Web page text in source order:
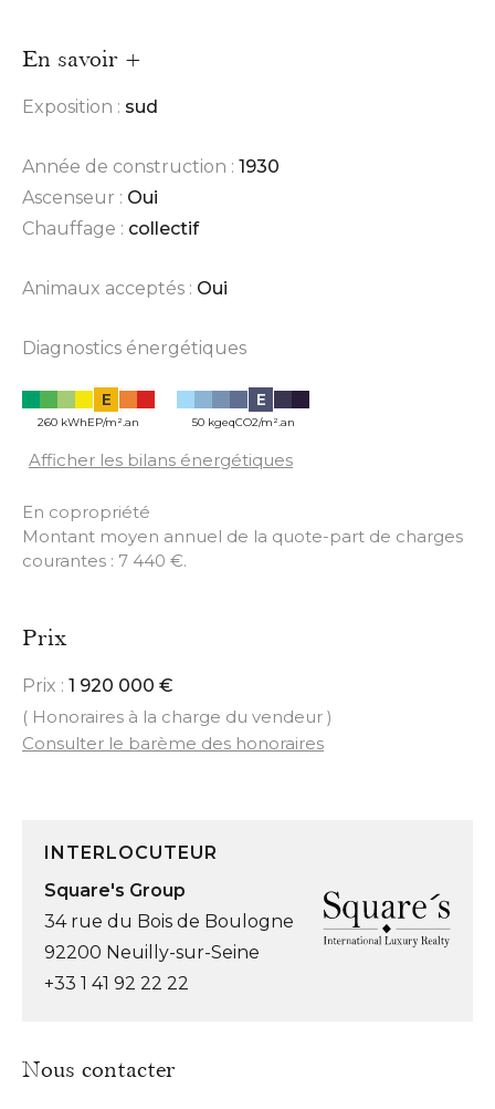
En savoir +
Exposition : sud
Année de construction : 1930
Ascenseur : Oui
Chauffage : collectif
Animaux acceptés : Oui
Diagnostics énergétiques
E
260 kWhEP/m².an
E
50 kgeqCO2/m².an
Afficher les bilans énergétiques
En copropriété
Montant moyen annuel de la quote-part de charges
courantes : 7 440 €.
Prix
Prix : 1 920 000 €
( Honoraires à la charge du vendeur )
Consulter le barème des honoraires
INTERLOCUTEUR
Square's Group
34 rue du Bois de Boulogne
92200 Neuilly-sur-Seine
+33 1 41 92 22 22
Nous contacter